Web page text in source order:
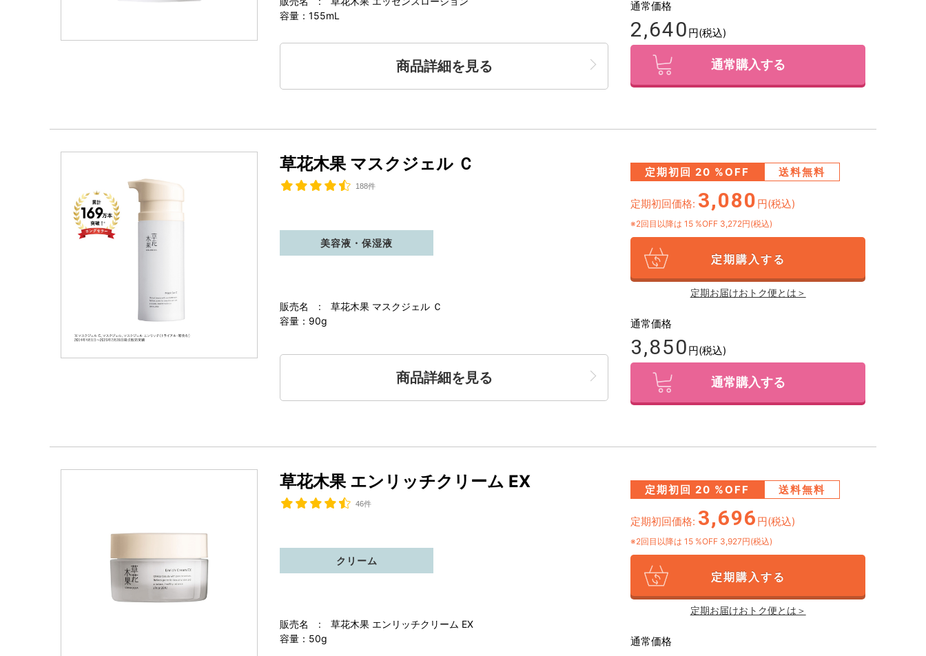
容量：155mL
商品詳細を見る
通常価格
2,640 円(税込)
通常購入する
草花木果 マスクジェル Ｃ
188件
販売名 : 草花木果 マスクジェル Ｃ
容量：90g
美容液・保湿液
商品詳細を見る
定期初回 20 %OFF 送料無料
定期初回価格: 3,080 円(税込)
※2回目以降は 15 %OFF 3,272円(税込)
定期購入する
定期お届けおトク便とは＞
通常価格
3,850 円(税込)
通常購入する
草花木果 エンリッチクリーム EX
46件
販売名 : 草花木果 エンリッチクリーム EX
容量：50g
クリーム
定期初回 20 %OFF 送料無料
定期初回価格: 3,696 円(税込)
※2回目以降は 15 %OFF 3,927円(税込)
定期購入する
定期お届けおトク便とは＞
通常価格